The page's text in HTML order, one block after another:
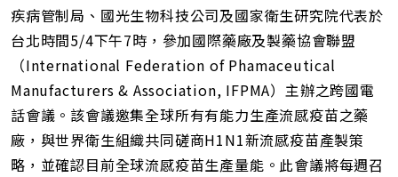
短
網
址
頁
疾病管制局、國光生物科技公司及國家衛生研究院代表於
台北時間5/4下午7時，參加國際藥廠及製藥協會聯盟
（International Federation of Phamaceutical
Manufacturers & Association, IFPMA）主辦之跨國電
話會議。該會議邀集全球所有有能力生產流感疫苗之藥
廠，與世界衛生組織共同磋商H1N1新流感疫苗產製策
略，並確認目前全球流感疫苗生產量能。此會議將每週召